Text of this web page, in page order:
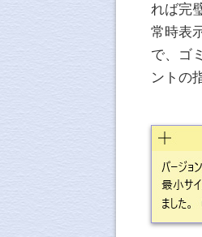
れば完
常時表
で、ゴ
ントの